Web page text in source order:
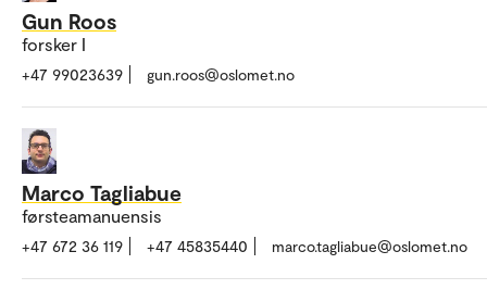
Gun Roos
forsker I
+47 99023639 gun.roos@oslomet.no
Marco Tagliabue
førsteamanuensis
+47 672 36 119 +47 45835440 marco.tagliabue@oslomet.no